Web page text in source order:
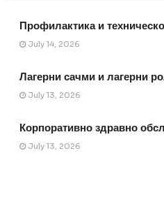
Профилактика и
July 14, 2026
Лагерни сачми и лагерни
July 13, 2026
Корпоративно здравно
July 13, 2026